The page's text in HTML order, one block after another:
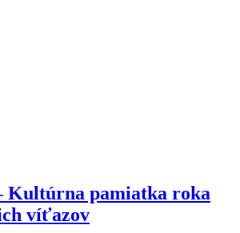
Kultúrna pamiatka roka
víťazov